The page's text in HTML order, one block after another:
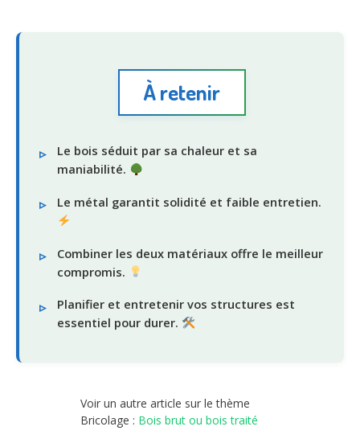
À retenir
Le bois séduit par sa chaleur et sa
maniabilité.
Le métal garantit solidité et faible entretien.
Combiner les deux matériaux offre le meilleur
compromis.
Planifier et entretenir vos structures est
essentiel pour durer.
Voir un autre article sur le thème
Bricolage : Bois brut ou bois traité